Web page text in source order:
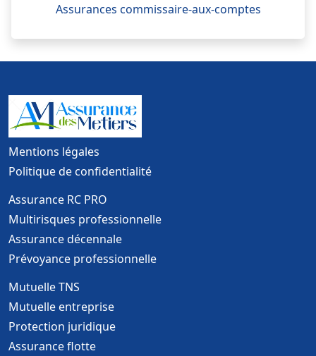
Assurances commissaire-aux-comptes
Mentions légales
Politique de confidentialité
Assurance RC PRO
Multirisques professionnelle
Assurance décennale
Prévoyance professionnelle
Mutuelle TNS
Mutuelle entreprise
Protection juridique
Assurance flotte